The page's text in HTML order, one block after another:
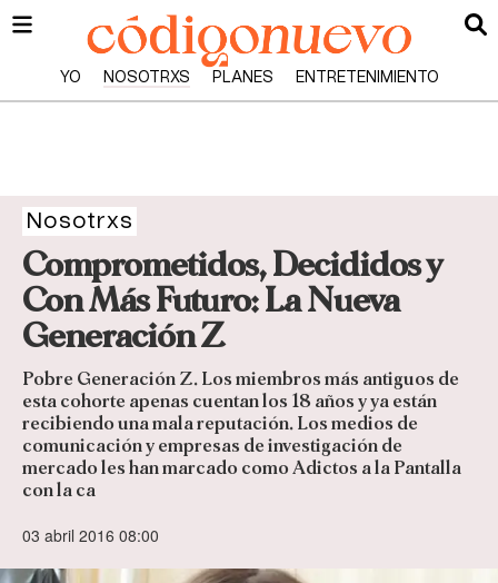
YO NOSOTRXS PLANES ENTRETENIMIENTO
Nosotrxs
Comprometidos, Decididos y
Con Más Futuro: La Nueva
Generación Z
Pobre Generación Z. Los miembros más antiguos de
esta cohorte apenas cuentan los 18 años y ya están
recibiendo una mala reputación. Los medios de
comunicación y empresas de investigación de
mercado les han marcado como Adictos a la Pantalla
con la ca
03 abril 2016 08:00